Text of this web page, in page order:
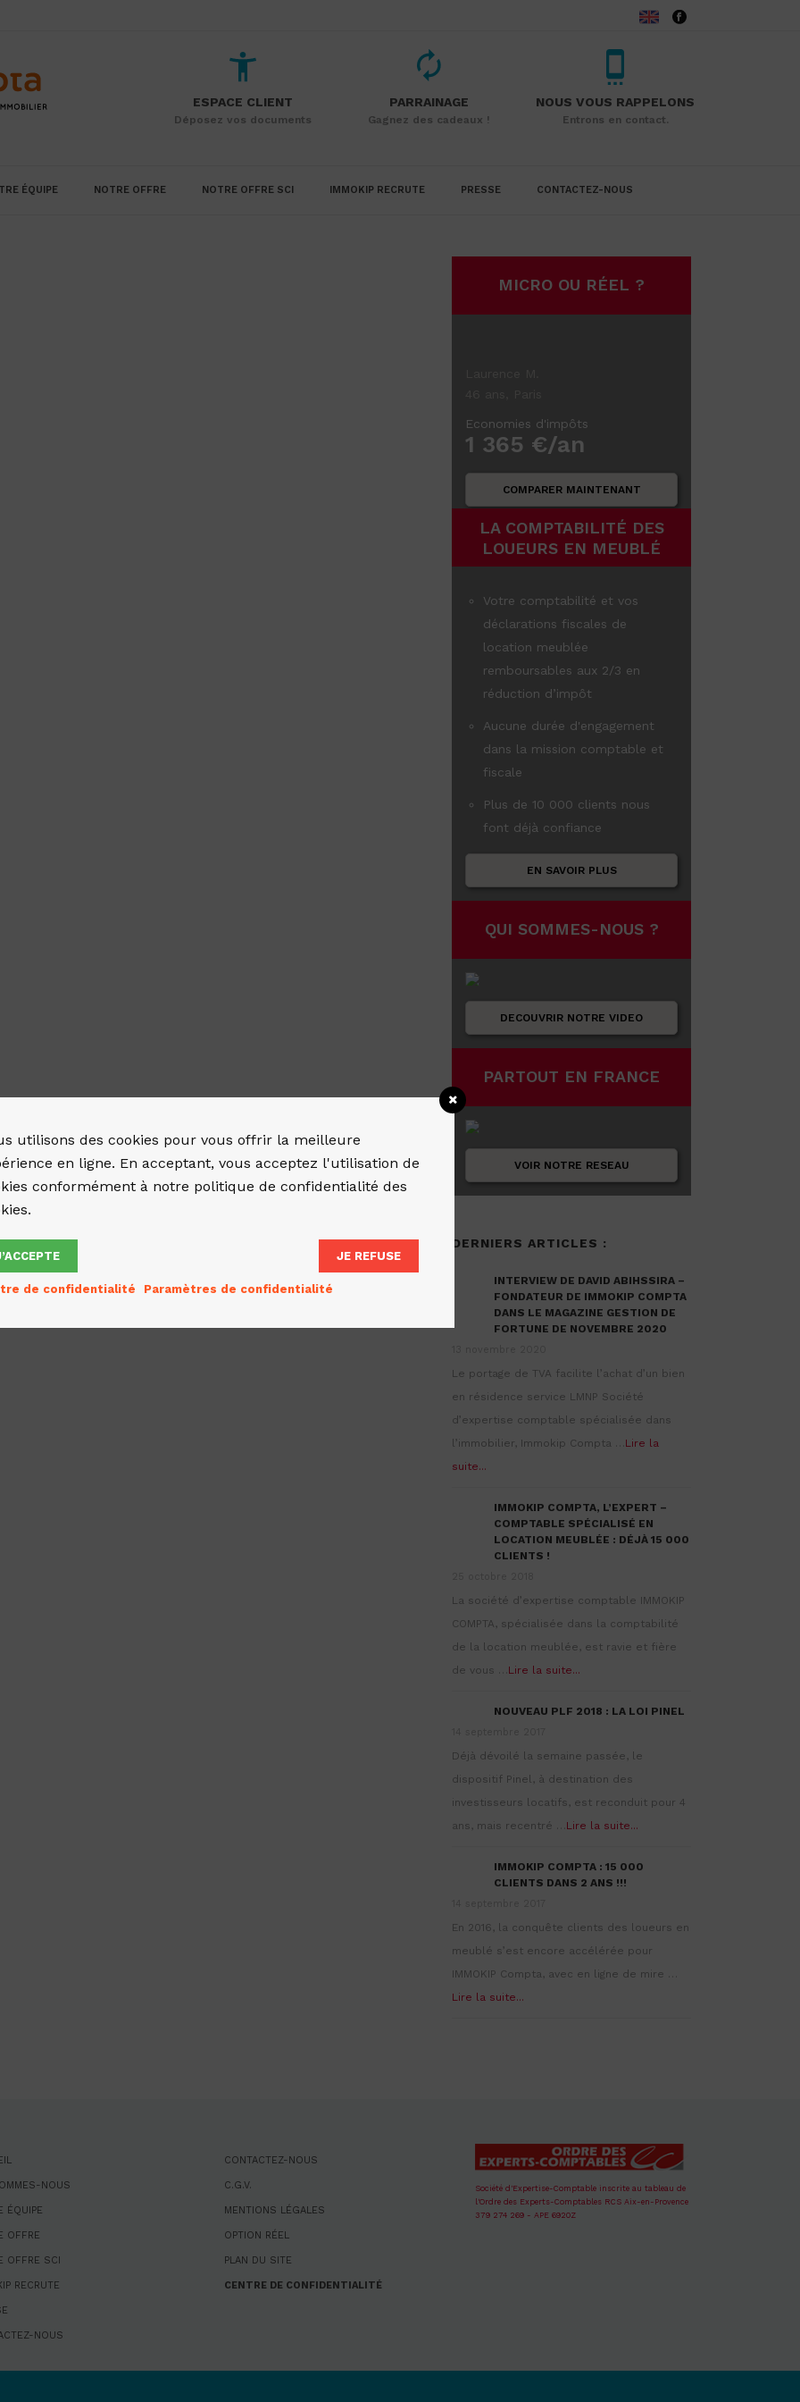
ESPACE CLIENT
Déposez vos documents
PARRAINAGE
Gagnez des cadeaux !
NOUS VOUS RAPPELONS
Entrons en contact.
ÉQUIPE NOTRE OFFRE NOTRE OFFRE SCI IMMOKIP RECRUTE PRESSE CONTACTEZ-NOUS
MICRO OU RÉEL ?
Economies d'impôts
1 365 €/an
COMPARER MAINTENANT
LA COMPTABILITÉ DES
LOUEURS EN MEUBLÉ
Votre comptabilité et vos
déclarations fiscales de
location meublée
remboursables aux 2/3 en
réduction d’impôt
Aucune durée d'engagement
dans la mission comptable et
fiscale
Plus de 10 000 clients nous
font déjà confiance
EN SAVOIR PLUS
QUI SOMMES-NOUS ?
DECOUVRIR NOTRE VIDEO
PARTOUT EN FRANCE
VOIR NOTRE RESEAU
DERNIERS ARTICLES :
INTERVIEW DE DAVID ABIHSSIRA –
FONDATEUR DE IMMOKIP COMPTA
DANS LE MAGAZINE GESTION DE
FORTUNE DE NOVEMBRE 2020
Le portage de TVA facilite l’achat d’un bien
en résidence service LMNP Société
d’expertise comptable spécialisée dans
l’immobilier, Immokip Compta … Lire la
suite...
IMMOKIP COMPTA, L’EXPERT –
COMPTABLE SPÉCIALISÉ EN
LOCATION MEUBLÉE : DÉJÀ 15 000
CLIENTS !
La société d’expertise comptable IMMOKIP
COMPTA, spécialisée dans la comptabilité
de la location meublée, est ravie et fière
de vous … Lire la suite...
NOUVEAU PLF 2018 : LA LOI PINEL
Déjà dévoilé la semaine passée, le
dispositif Pinel, à destination des
investisseurs locatifs, est reconduit pour 4
ans, mais recentré … Lire la suite...
IMMOKIP COMPTA : 15 000
CLIENTS DANS 2 ANS !!!
En 2016, la conquête clients des loueurs en
meublé s’est encore accélérée pour
IMMOKIP Compta, avec en ligne de mire …
Lire la suite...
NOUS
ÉQUIPE
OFFRE
OFFRE SCI
RECRUTE
NOUS
CONTACTEZ-NOUS
C.G.V.
MENTIONS LÉGALES
OPTION RÉEL
PLAN DU SITE
CENTRE DE CONFIDENTIALITÉ
Société d'Expertise-Comptable inscrite au tableau de
l'Ordre des Experts-Comptables RCS Aix-en-Provence
379 274 269 - APE 6920Z
utilisons des cookies pour vous offrir la meilleure
en ligne. En acceptant, vous acceptez l'utilisation de
conformément à notre politique de confidentialité des
JE REFUSE
de confidentialité Paramètres de confidentialité